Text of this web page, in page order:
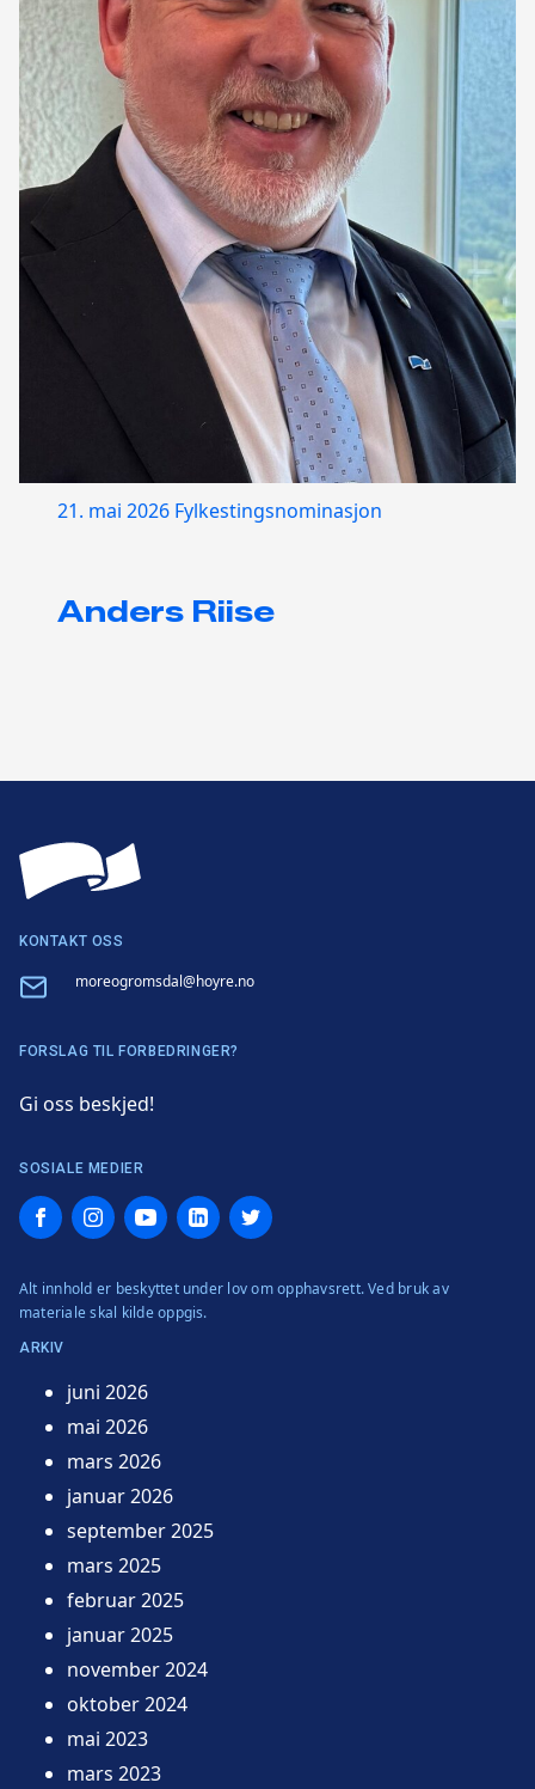
21. mai 2026 Fylkestingsnominasjon
Anders Riise
KONTAKT OSS
Email moreogromsdal@hoyre.no
FORSLAG TIL FORBEDRINGER?
Gi oss beskjed!
SOSIALE MEDIER
FacebookInstagramYouTubeLinkedInTwitter
Alt innhold er beskyttet under lov om opphavsrett. Ved bruk av
materiale skal kilde oppgis.
ARKIV
juni 2026
mai 2026
mars 2026
januar 2026
september 2025
mars 2025
februar 2025
januar 2025
november 2024
oktober 2024
mai 2023
mars 2023